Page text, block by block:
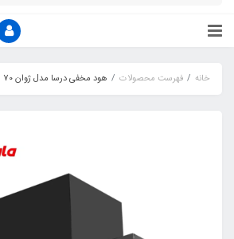
خانه فهرست محصولات هود مخفی درسا مدل ژوان 70